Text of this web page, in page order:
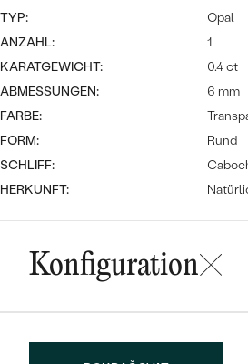
ANSEHEN
Bestseller
TYP:
Opal
ANZAHL:
1
KARATGEWICHT:
0.4 ct
ABMESSUNGEN:
6 mm
FARBE:
FORM:
Rund
SCHLIFF:
HERKUNFT:
Konfiguration
Das könnte Ihnen